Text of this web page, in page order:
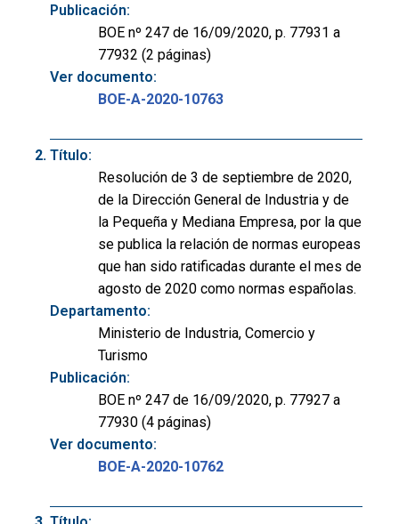
Publicación:
BOE nº 247 de 16/09/2020, p. 77931 a
77932 (2 páginas)
Ver documento:
BOE-A-2020-10763
Título:
Resolución de 3 de septiembre de 2020,
de la Dirección General de Industria y de
la Pequeña y Mediana Empresa, por la que
se publica la relación de normas europeas
que han sido ratificadas durante el mes de
agosto de 2020 como normas españolas.
Departamento:
Ministerio de Industria, Comercio y
Turismo
Publicación:
BOE nº 247 de 16/09/2020, p. 77927 a
77930 (4 páginas)
Ver documento:
BOE-A-2020-10762